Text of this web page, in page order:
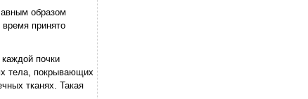
образом
принято
почки
тела, покрывающих
тканях. Такая